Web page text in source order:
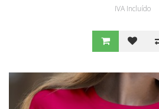
IVA Incluído